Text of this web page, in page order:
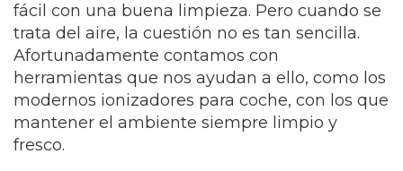
fácil con una buena limpieza. Pero cuando se
trata del aire, la cuestión no es tan sencilla.
Afortunadamente contamos con
herramientas que nos ayudan a ello, como los
modernos ionizadores para coche, con los que
mantener el ambiente siempre limpio y
fresco.